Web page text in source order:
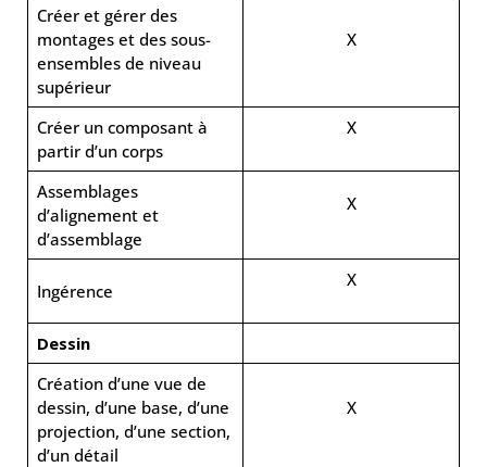
Créer et gérer des
montages et des sous-
ensembles de niveau
supérieur
X
Créer un composant à
partir d’un corps
X
Assemblages
d’alignement et
d’assemblage
X
Ingérence
X
Dessin
Création d’une vue de
dessin, d’une base, d’une
projection, d’une section,
d’un détail
X